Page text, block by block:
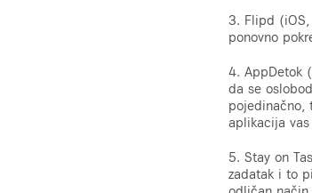
3. Flipd (iOS,
ponovno
4. AppDetok
da se
pojedinačno,
aplikacija
5. Stay on
zadatak i to